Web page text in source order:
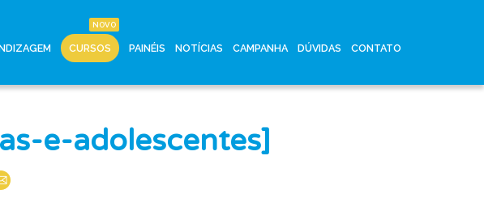
CURSOS PAINÉIS NOTÍCIAS CAMPANHA DÚVIDAS CONTATO
e-adolescentes]